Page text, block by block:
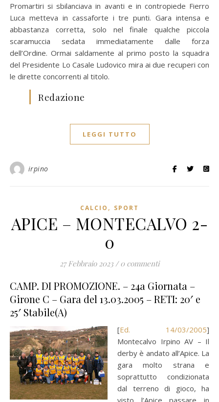
Promartiri si sbilanciava in avanti e in contropiede Fierro
Luca metteva in cassaforte i tre punti. Gara intensa e
abbastanza corretta, solo nel finale qualche piccola
scaramuccia sedata immediatamente dalle forza
dell’Ordine. Ormai saldamente al primo posto la squadra
del Presidente Lo Casale Ludovico mira ai due recuperi con
le dirette concorrenti al titolo.
Redazione
LEGGI TUTTO
irpino
CALCIO , SPORT
APICE – MONTECALVO 2-
0
27 Febbraio 2023 / 0 commenti
CAMP. DI PROMOZIONE. – 24a Giornata –
Girone C – Gara del 13.03.2005 – RETI: 20′ e
25′ Stabile(A)
[ Ed. 14/03/2005]
Montecalvo Irpino AV – Il
derby è andato all’Apice. La
gara molto strana e
soprattutto condizionata
dal terreno di gioco, ha
visto l’Apice passare in